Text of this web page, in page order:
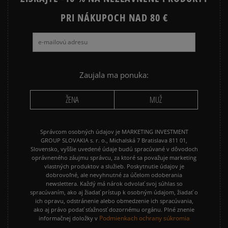
Ako zhromažďujeme recenzie?
Recenzie zákazníkov
PRI NÁKUPOCH NAD 80 €
Zaujala ma ponuka:
ŽENA MUŽ
Správcom osobných údajov je MARKETING INVESTMENT
GROUP SLOVAKIA s. r. o., Michalská 7 Bratislava 811 01,
Slovensko, vyššie uvedené údaje budú spracúvané v dôvodoch
oprávneného záujmu správcu, za ktoré sa považuje marketing
vlastných produktov a služieb. Poskytnutie údajov je
dobrovoľné, ale nevyhnutné za účelom odoberania
newslettera. Každý má nárok odvolať svoj súhlas so
spracúvaním, ako aj žiadať prístup k osobným údajom, žiadať o
ich opravu, odstránenie alebo obmedzenie ich spracúvania,
ako aj právo podať sťažnosť dozornému orgánu. Plné znenie
informačnej doložky v Podmienkach ochrany súkromia